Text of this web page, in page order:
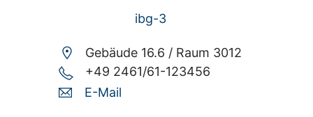
ibg-3
Gebäude 16.6 / Raum 3012
+49 2461/61-123456
E-Mail